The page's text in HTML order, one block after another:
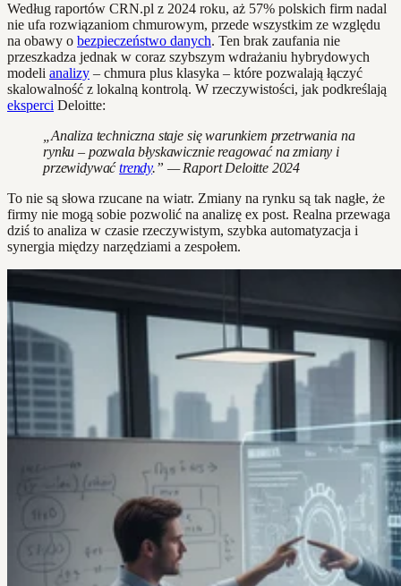
Według raportów CRN.pl z 2024 roku, aż 57% polskich firm nadal
nie ufa rozwiązaniom chmurowym, przede wszystkim ze względu
na obawy o bezpieczeństwo danych. Ten brak zaufania nie
przeszkadza jednak w coraz szybszym wdrażaniu hybrydowych
modeli analizy – chmura plus klasyka – które pozwalają łączyć
skalowalność z lokalną kontrolą. W rzeczywistości, jak podkreślają
eksperci Deloitte:
„Analiza techniczna staje się warunkiem przetrwania na
rynku – pozwala błyskawicznie reagować na zmiany i
przewidywaćtrendy.” — Raport Deloitte 2024
To nie są słowa rzucane na wiatr. Zmiany na rynku są tak nagłe, że
firmy nie mogą sobie pozwolić na analizę ex post. Realna przewaga
dziś to analiza w czasie rzeczywistym, szybka automatyzacja i
synergia między narzędziami a zespołem.